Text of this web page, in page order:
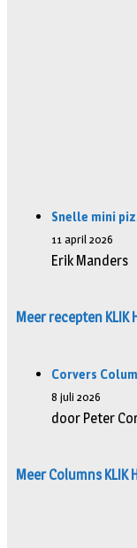
Snelle mini
11 april 2026
Erik Manders
Meer recepten KLIK
Corvers
8 juli 2026
door Peter
Meer Columns KLIK